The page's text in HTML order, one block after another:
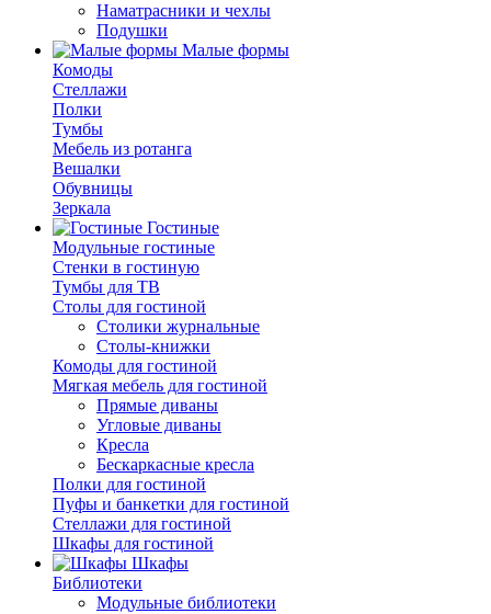
Наматрасники и чехлы
Подушки
Малые формы
Комоды
Стеллажи
Полки
Тумбы
Мебель из ротанга
Вешалки
Обувницы
Зеркала
Гостиные
Модульные гостиные
Стенки в гостиную
Тумбы для ТВ
Столы для гостиной
Столики журнальные
Столы-книжки
Комоды для гостиной
Мягкая мебель для гостиной
Прямые диваны
Угловые диваны
Кресла
Бескаркасные кресла
Полки для гостиной
Пуфы и банкетки для гостиной
Стеллажи для гостиной
Шкафы для гостиной
Шкафы
Библиотеки
Модульные библиотеки